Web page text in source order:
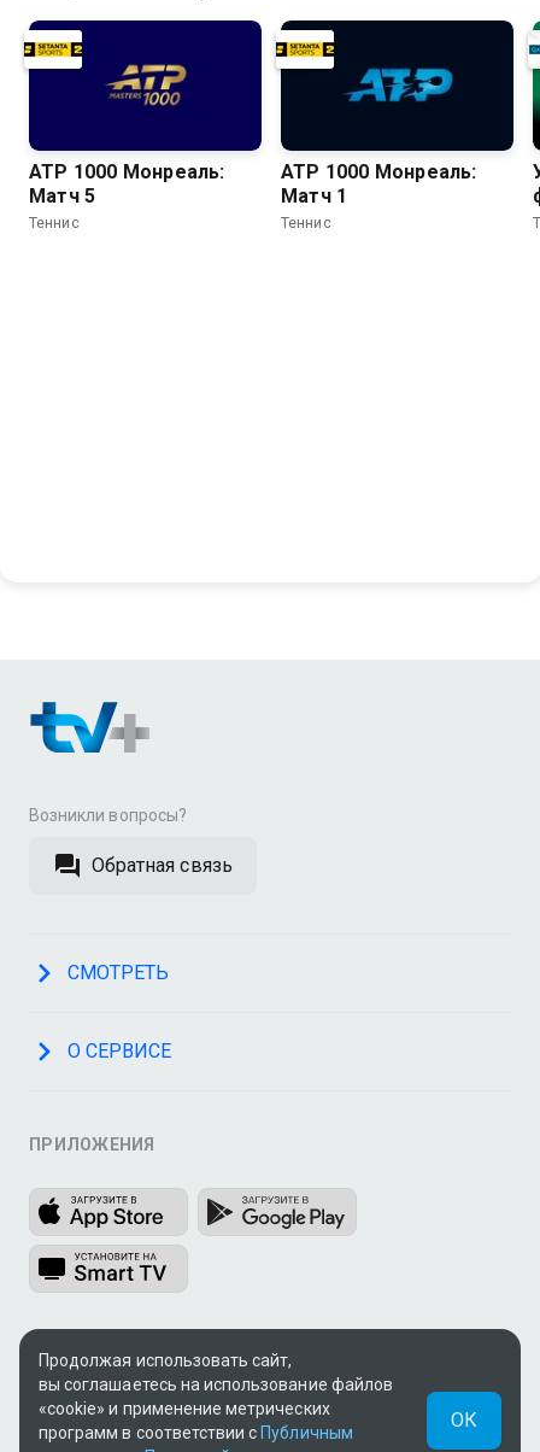
ATP 1000 Монреаль:
Матч 5
Теннис
ATP 1000 Монреаль:
Матч 1
Теннис
Возникли вопросы?
Обратная связь
СМОТРЕТЬ
О СЕРВИСЕ
ПРИЛОЖЕНИЯ
МЫ В СОЦСЕТЯХ
Продолжая использовать сайт,
вы соглашаетесь на использование файлов
«cookie» и применение метрических
программ в соответствии с Публичным
ОК